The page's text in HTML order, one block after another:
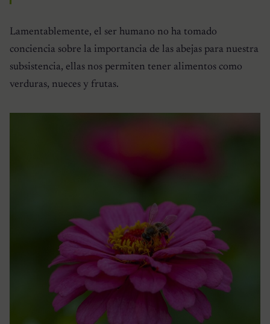
Lamentablemente, el ser humano no ha tomado
conciencia sobre la importancia de las abejas para nuestra
subsistencia, ellas nos permiten tener alimentos como
verduras, nueces y frutas.